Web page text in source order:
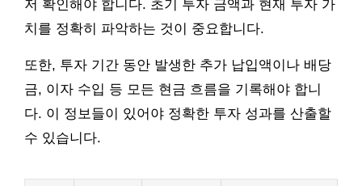
저 확인해야 합니다. 초기 투자 금액과 현재 투자 가
치를 정확히 파악하는 것이 중요합니다.
또한, 투자 기간 동안 발생한 추가 납입액이나 배당
금, 이자 수입 등 모든 현금 흐름을 기록해야 합니
다. 이 정보들이 있어야 정확한 투자 성과를 산출할
수 있습니다.